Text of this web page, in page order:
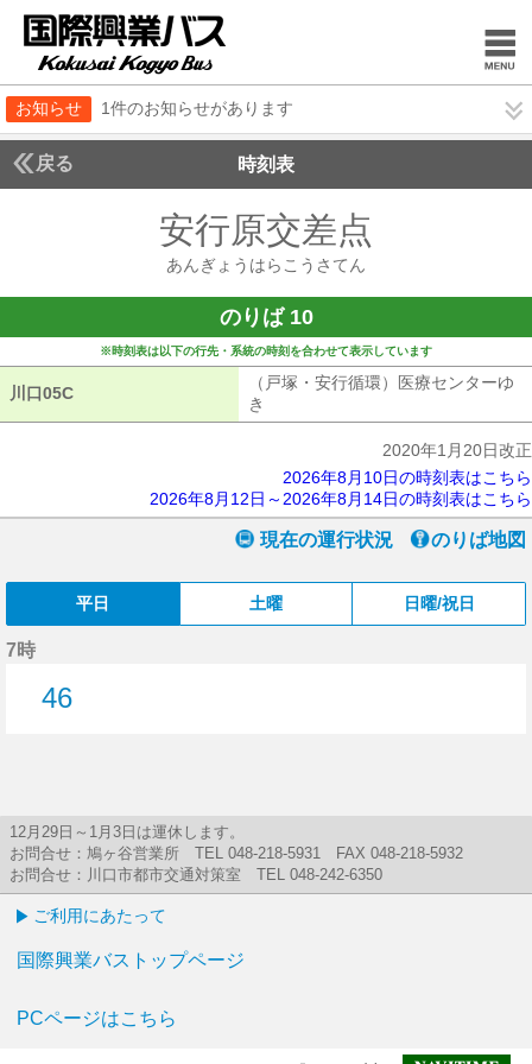
お知らせ 1件のお知らせがあります
戻る 時刻表
安行原交差点
あんぎょうはらこうさてん
のりば 10
※時刻表は以下の行先・系統の時刻を合わせて表示しています
川口05C
（戸塚・安行循環）医療センターゆ
き
2020年1月20日改正
2026年8月10日の時刻表はこちら
2026年8月12日～2026年8月14日の時刻表はこちら
現在の運行状況 のりば地図
平日 土曜 日曜/祝日
7時
46
12月29日～1月3日は運休します。
お問合せ：鳩ヶ谷営業所 TEL 048-218-5931 FAX 048-218-5932
お問合せ：川口市都市交通対策室 TEL 048-242-6350
ご利用にあたって
国際興業バストップページ
PCページはこちら